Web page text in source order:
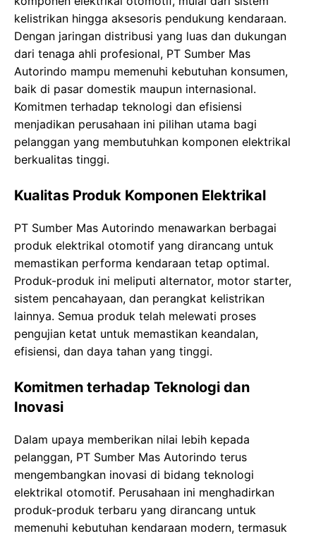
kelistrikan hingga aksesoris pendukung kendaraan.
Dengan jaringan distribusi yang luas dan dukungan
dari tenaga ahli profesional, PT Sumber Mas
Autorindo mampu memenuhi kebutuhan konsumen,
baik di pasar domestik maupun internasional.
Komitmen terhadap teknologi dan efisiensi
menjadikan perusahaan ini pilihan utama bagi
pelanggan yang membutuhkan komponen elektrikal
berkualitas tinggi.
Kualitas Produk Komponen Elektrikal
PT Sumber Mas Autorindo menawarkan berbagai
produk elektrikal otomotif yang dirancang untuk
memastikan performa kendaraan tetap optimal.
Produk-produk ini meliputi alternator, motor starter,
sistem pencahayaan, dan perangkat kelistrikan
lainnya. Semua produk telah melewati proses
pengujian ketat untuk memastikan keandalan,
efisiensi, dan daya tahan yang tinggi.
Komitmen terhadap Teknologi dan
Inovasi
Dalam upaya memberikan nilai lebih kepada
pelanggan, PT Sumber Mas Autorindo terus
mengembangkan inovasi di bidang teknologi
elektrikal otomotif. Perusahaan ini menghadirkan
produk-produk terbaru yang dirancang untuk
memenuhi kebutuhan kendaraan modern, termasuk